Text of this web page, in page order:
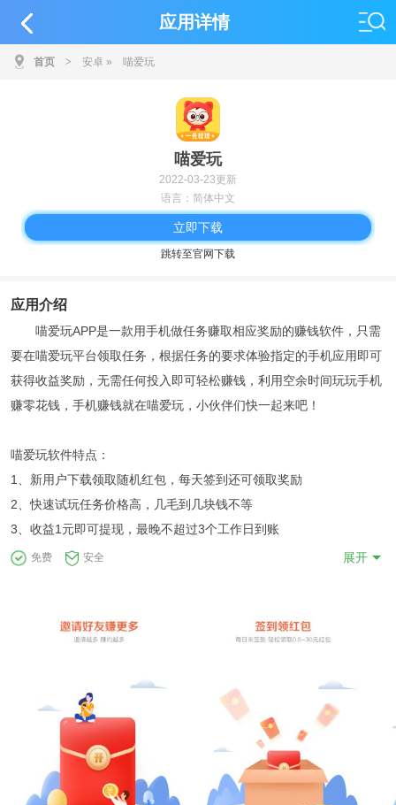
应用详情
首页 > 安卓 » 喵爱玩
喵爱玩
2022-03-23更新
语言：简体中文
立即下载
跳转至官网下载
应用介绍
喵爱玩APP是一款用手机做任务赚取相应奖励的赚钱软件，只需
要在喵爱玩平台领取任务，根据任务的要求体验指定的手机应用即可
获得收益奖励，无需任何投入即可轻松赚钱，利用空余时间玩玩手机
赚零花钱，手机赚钱就在喵爱玩，小伙伴们快一起来吧！
喵爱玩软件特点：
1、新用户下载领取随机红包，每天签到还可领取奖励
2、快速试玩任务价格高，几毛到几块钱不等
3、收益1元即可提现，最晚不超过3个工作日到账
免费 安全 展开